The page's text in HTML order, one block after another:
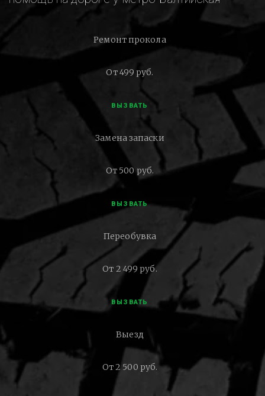
Ремонт прокола
От 499 руб.
ВЫЗВАТЬ
Замена запаски
От 500 руб.
ВЫЗВАТЬ
Переобувка
От 2 499 руб.
ВЫЗВАТЬ
Выезд
От 2 500 руб.